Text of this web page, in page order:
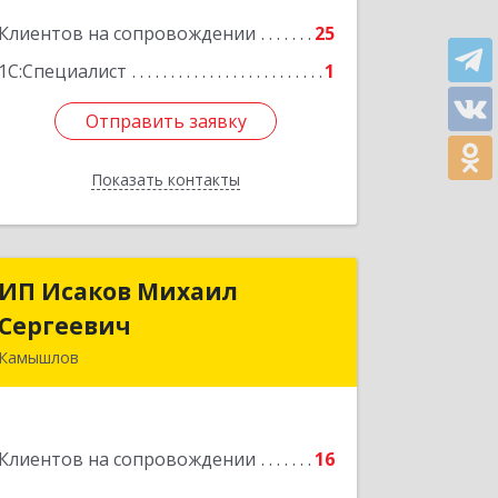
Клиентов на сопровождении
25
1С:Специалист
1
Отправить заявку
Показать контакты
Подробнее
Отправить заявку
Назад
ИП Исаков Михаил
Сергеевич
Камышлов
Клиентов на сопровождении 16
ИП Исаков Михаил
Подробнее